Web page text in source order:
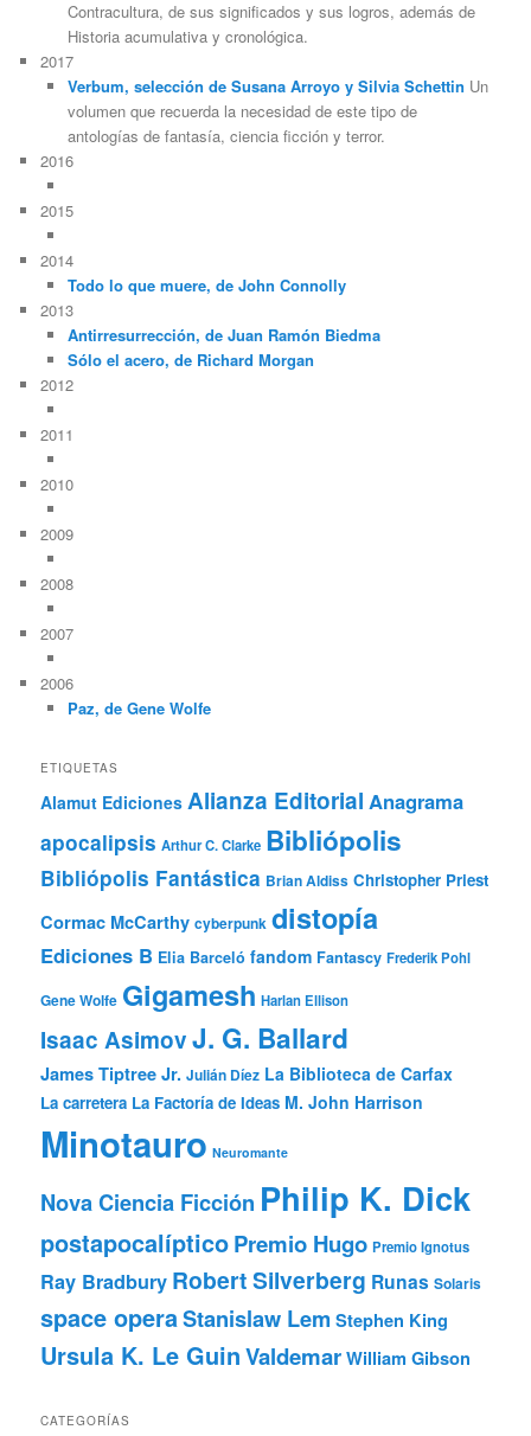
Contracultura, de sus significados y sus logros, además de
Historia acumulativa y cronológica.
2017
Verbum, selección de Susana Arroyo y Silvia Schettin Un
volumen que recuerda la necesidad de este tipo de
antologías de fantasía, ciencia ficción y terror.
2016
2015
2014
Todo lo que muere, de John Connolly
2013
Antirresurrección, de Juan Ramón Biedma
Sólo el acero, de Richard Morgan
2012
2011
2010
2009
2008
2007
2006
Paz, de Gene Wolfe
ETIQUETAS
Alamut Ediciones Alianza Editorial Anagrama
apocalipsis Arthur C. Clarke Bibliópolis
Bibliópolis Fantástica Brian Aldiss Christopher Priest
Cormac McCarthy cyberpunk distopía
Ediciones B Elia Barceló fandom Fantascy Frederik Pohl
Gene Wolfe Gigamesh Harlan Ellison
Isaac AsimovJ. G. Ballard
James Tiptree Jr. Julián Díez La Biblioteca de Carfax
La carretera La Factoría de Ideas M. John Harrison
Minotauro Neuromante
Nova Ciencia Ficción Philip K. Dick
postapocalípticoPremio Hugo Premio Ignotus
Ray Bradbury Robert Silverberg Runas Solaris
space operaStanislaw Lem Stephen King
Ursula K. Le GuinValdemarWilliam Gibson
CATEGORÍAS